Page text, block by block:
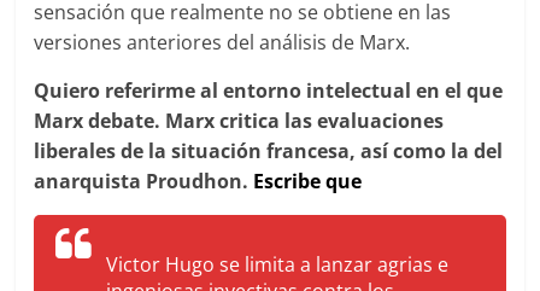
sensación que realmente no se obtiene en las
versiones anteriores del análisis de Marx.
Quiero referirme al entorno intelectual en el que
Marx debate. Marx critica las evaluaciones
liberales de la situación francesa, así como la del
anarquista Proudhon. Escribe que
Victor Hugo se limita a lanzar agrias e